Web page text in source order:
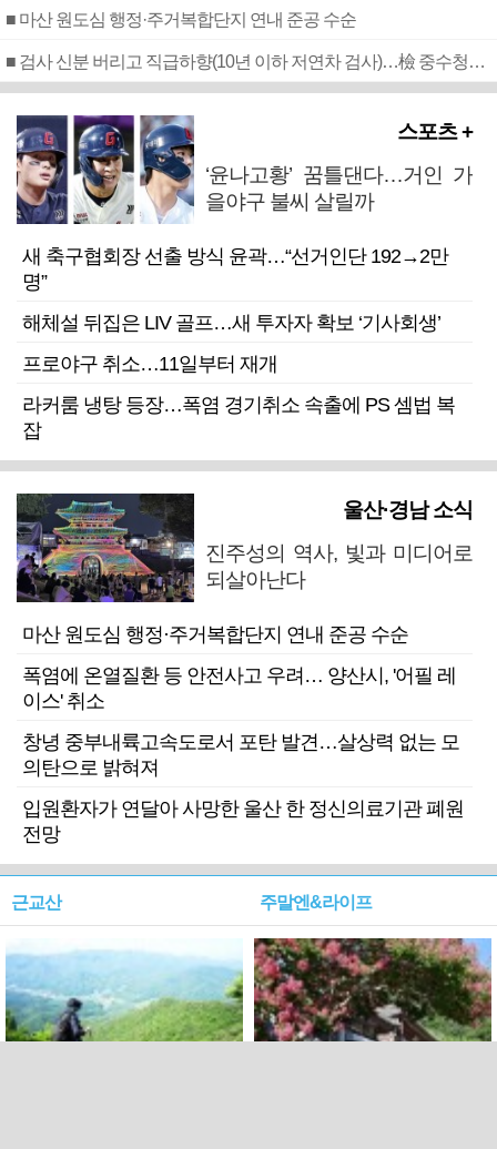
■ 마산 원도심 행정·주거복합단지 연내 준공 수순
■ 검사 신분 버리고 직급하향(10년 이하 저연차 검사)…檢 중수청행 기피
스포츠 +
‘윤나고황’ 꿈틀댄다…거인 가
을야구 불씨 살릴까
새 축구협회장 선출 방식 윤곽…“선거인단 192→2만
명”
해체설 뒤집은 LIV 골프…새 투자자 확보 ‘기사회생’
프로야구 취소…11일부터 재개
라커룸 냉탕 등장…폭염 경기취소 속출에 PS 셈법 복
잡
울산·경남 소식
진주성의 역사, 빛과 미디어로
되살아난다
마산 원도심 행정·주거복합단지 연내 준공 수순
폭염에 온열질환 등 안전사고 우려… 양산시, '어필 레
이스' 취소
창녕 중부내륙고속도로서 포탄 발견…살상력 없는 모
의탄으로 밝혀져
입원환자가 연달아 사망한 울산 한 정신의료기관 폐원
전망
근교산 주말엔&라이프